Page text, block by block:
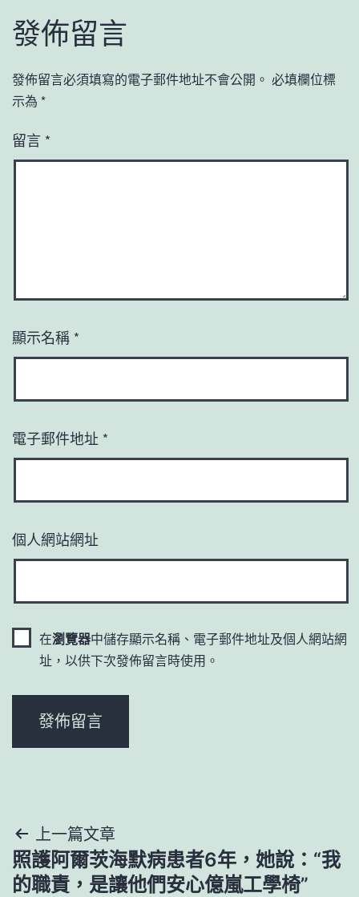
發佈留言
發佈留言必須填寫的電子郵件地址不會公開。 必填欄位標
示為 *
留言 *
顯示名稱 *
電子郵件地址 *
個人網站網址
在瀏覽器中儲存顯示名稱、電子郵件地址及個人網站網
址，以供下次發佈留言時使用。
文
章
上一篇文章
照護阿爾茨海默病患者6年，她說：“我
的職責，是讓他們安心億嵐工學椅”